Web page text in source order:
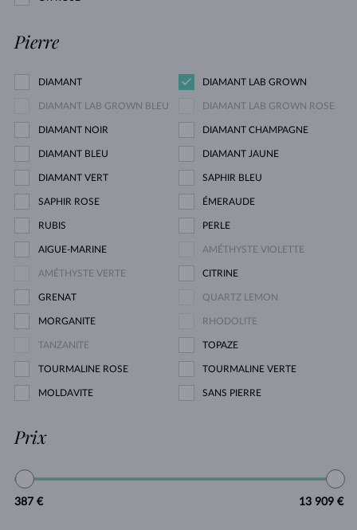
Pierre
DIAMANT DIAMANT LAB GROWN
DIAMANT LAB GROWN BLEU DIAMANT LAB GROWN ROSE
DIAMANT NOIR DIAMANT CHAMPAGNE
DIAMANT BLEU DIAMANT JAUNE
DIAMANT VERT SAPHIR BLEU
SAPHIR ROSE ÉMERAUDE
RUBIS PERLE
AIGUE-MARINE AMÉTHYSTE VIOLETTE
AMÉTHYSTE VERTE CITRINE
GRENAT QUARTZ LEMON
MORGANITE RHODOLITE
TANZANITE TOPAZE
TOURMALINE ROSE TOURMALINE VERTE
MOLDAVITE SANS PIERRE
Prix
387 € 13 909 €